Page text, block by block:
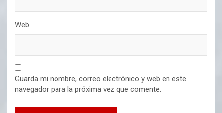
Web
Guarda mi nombre, correo electrónico y web en este
navegador para la próxima vez que comente.